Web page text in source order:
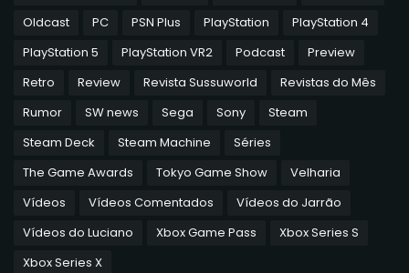
Oldcast
PC PSN Plus PlayStation
PlayStation 4
PlayStation 5
PlayStation VR2 Podcast
Preview
Retro
Review Revista Sussuworld
Revistas do Mês
Rumor
SW news Sega Sony
Steam
Steam Deck
Steam Machine
Séries
The Game Awards
Tokyo Game Show
Velharia
Vídeos
Vídeos Comentados
Vídeos do Jarrão
Vídeos do Luciano
Xbox Game Pass
Xbox Series S
Xbox Series X